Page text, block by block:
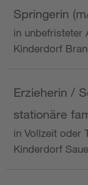
Springerin
in unbefristeter
Kinderdorf
Erzieherin /
stationäre
in Vollzeit oder
Kinderdorf